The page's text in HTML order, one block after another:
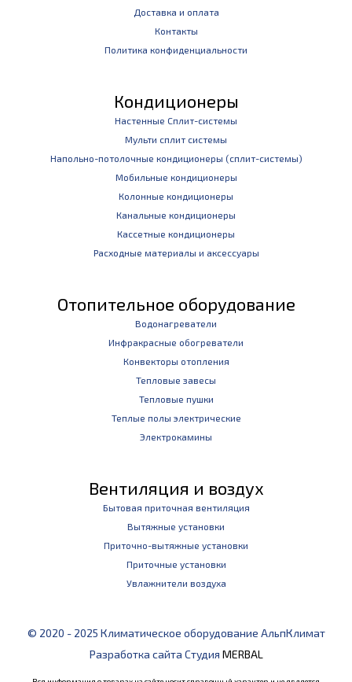
Доставка и оплата
Контакты
Политика конфиденциальности
Кондиционеры
Настенные Сплит-системы
Мульти сплит системы
Напольно-потолочные кондиционеры (сплит-системы)
Мобильные кондиционеры
Колонные кондиционеры
Канальные кондиционеры
Кассетные кондиционеры
Расходные материалы и аксессуары
Отопительное оборудование
Водонагреватели
Инфракрасные обогреватели
Конвекторы отопления
Тепловые завесы
Тепловые пушки
Теплые полы электрические
Электрокамины
Вентиляция и воздух
Бытовая приточная вентиляция
Вытяжные установки
Приточно-вытяжные установки
Приточные установки
Увлажнители воздуха
© 2020 - 2025 Климатическое оборудование АльпКлимат
Разработка сайта Студия MERBAL